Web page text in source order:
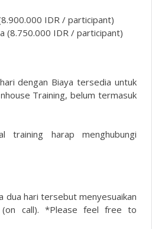
IDR / participant)
(8.750.000 IDR / participant)
dengan Biaya tersedia untuk
Training, belum termasuk
training harap menghubungi
dua hari tersebut menyesuaikan
(on call). *Please feel free to